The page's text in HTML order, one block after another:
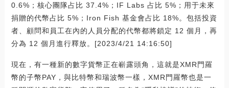
0.6%；核心團隊占比 37.4%；IF Labs 占比 5%；用于未來
捐贈的代幣占比 5%；Iron Fish 基金會占比 18%。包括投資
者、顧問和員工在內的人員分配的代幣都將鎖定 12 個月，再
分為 12 個月進行釋放。[2023/4/21 14:16:50]
現在，有一種新的數字貨幣正在嶄露頭角，這就是XMR門羅
幣的子幣PAY，與比特幣和瑞波幣一樣，XMR門羅幣也是一